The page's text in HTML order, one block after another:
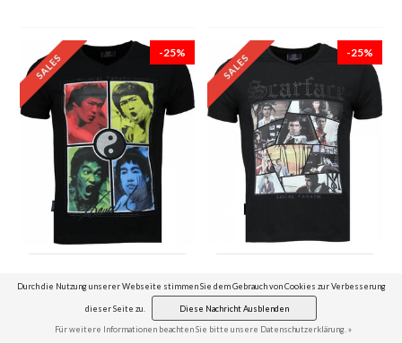
-25%
T Shirt Herren -
Schwarz
49,99 € 37,49 €
-25%
Herren - Schwarz
44,99 €
Durch die Nutzung unserer Webseite stimmen Sie dem Gebrauch von Cookies zur Verbesserung
dieser Seite zu. Diese Nachricht Ausblenden
Für weitere Informationen beachten Sie bitte unsere Datenschutzerklärung. »